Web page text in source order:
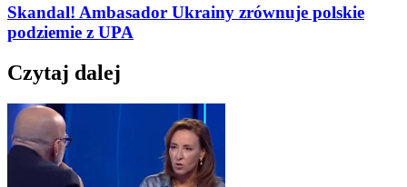
Skandal! Ambasador Ukrainy zrównuje polskie
podziemie z UPA
Czytaj dalej